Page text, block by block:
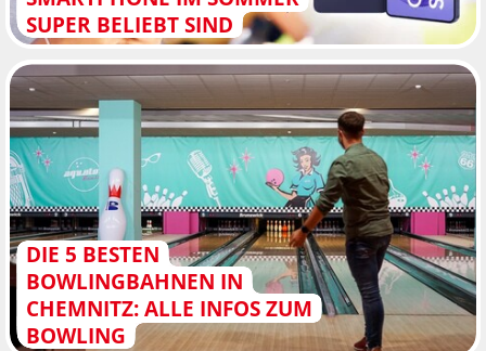
SUPER BELIEBT SIND
DIE 5 BESTEN
BOWLINGBAHNEN IN
CHEMNITZ: ALLE INFOS ZUM
BOWLING